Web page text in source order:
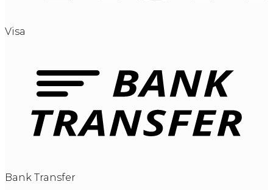
Visa
Bank Transfer